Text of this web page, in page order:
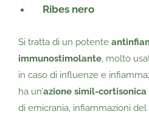
Ribes nero
Si tratta di un potente
immunostimolante, molto
in caso di influenze e
ha un’azione simil-cortisonica
di emicrania, infiammazioni